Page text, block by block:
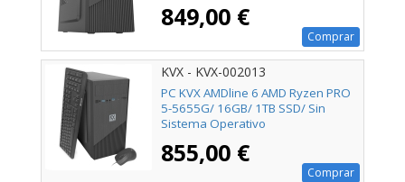
849,00 €
Comprar
KVX - KVX-002013
PC KVX AMDline 6 AMD Ryzen PRO
5-5655G/ 16GB/ 1TB SSD/ Sin
Sistema Operativo
855,00 €
Comprar